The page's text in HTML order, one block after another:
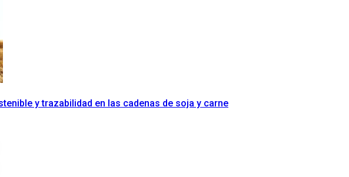
y trazabilidad en las cadenas de soja y carne